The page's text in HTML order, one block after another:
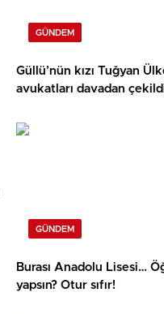
GÜNDEM
Güllü’nün kızı Tuğyan
avukatları davadan
GÜNDEM
Burası Anadolu Lisesi…
yapsın? Otur sıfır!